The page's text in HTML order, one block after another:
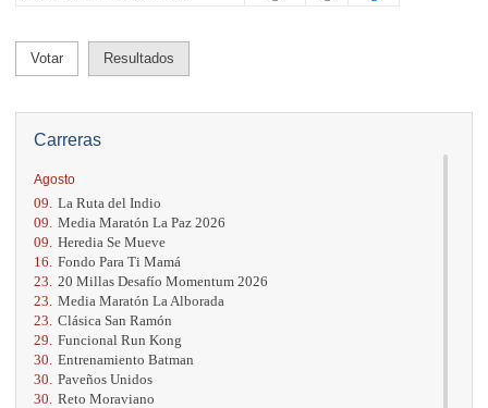
Carreras
Agosto
09. La Ruta del Indio
09. Media Maratón La Paz 2026
09. Heredia Se Mueve
16. Fondo Para Ti Mamá
23. 20 Millas Desafío Momentum 2026
23. Media Maratón La Alborada
23. Clásica San Ramón
29. Funcional Run Kong
30. Entrenamiento Batman
30. Paveños Unidos
30. Reto Moraviano
Votar Resultados